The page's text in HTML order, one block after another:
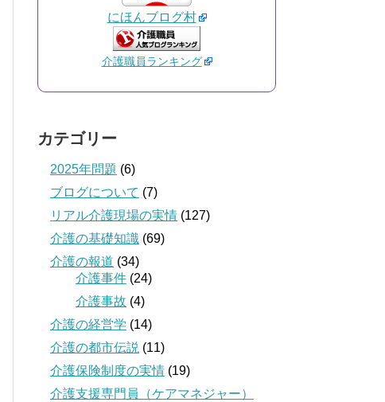
にほんブログ村
介護職員ランキング
カテゴリー
2025年問題 (6)
ブログについて (7)
リアル介護現場の実情 (127)
介護の基礎知識 (69)
介護の報道 (34)
介護事件 (24)
介護事故 (4)
介護の経営学 (14)
介護の都市伝説 (11)
介護保険制度の実情 (19)
介護支援専門員（ケアマネジャー）